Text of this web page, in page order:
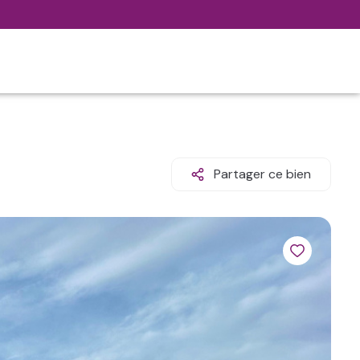
Partager ce bien